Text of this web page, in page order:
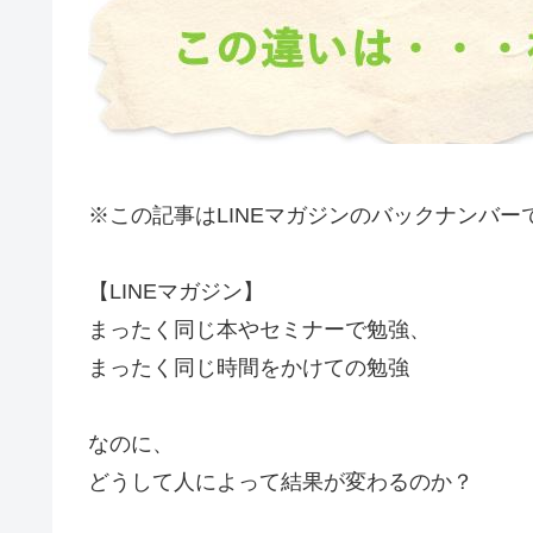
※この記事はLINEマガジンのバックナンバー
【LINEマガジン】
まったく同じ本やセミナーで勉強、
まったく同じ時間をかけての勉強
なのに、
どうして人によって結果が変わるのか？